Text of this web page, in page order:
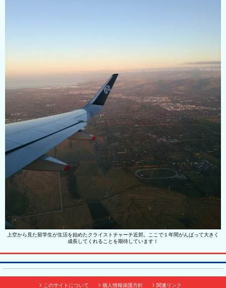
上空から見た留学生が生活を始めたクライストチャーチ近郊。ここで１年間がんばって大きく
成長してくれることを期待しています！
このサイトについて 個人情報保護方針 関連リンク